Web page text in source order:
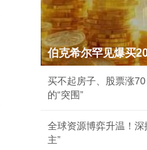
伯克希尔罕见爆买
买不起房子、股票涨
的“突围”
全球资源博弈升温！深
主”